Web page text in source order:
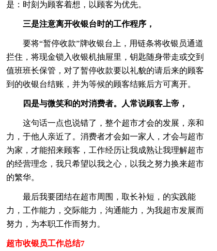
是：时刻为顾客着想，以顾客为优先。
三是注意离开收银台时的工作程序，
要将“暂停收款”牌收银台上，用链条将收银员通道
拦住，将现金锁入收银机抽屉里，钥匙随身带走或交到
值班班长保管，对了暂停收款要以礼貌的请后来的顾客
到的收银台结账，并为等候的顾客结账后方可离开。
四是与微笑和的对消费者。人常说顾客上帝，
这句话一点也说错了，整个超市才会的发展，亲和
力，于他人亲近了。消费者才会如一家人，才会与超市
为家，才能招来顾客，工作经历让我成熟让我理解超市
的经营理念，我只希望以我之心，以我之努力换来超市
的繁华。
最后我要团结在超市周围，取长补短，的实践能
力，工作能力，交际能力，沟通能力，为我超市发展而
努力，为本职工作而努力。
超市收银员工作总结7